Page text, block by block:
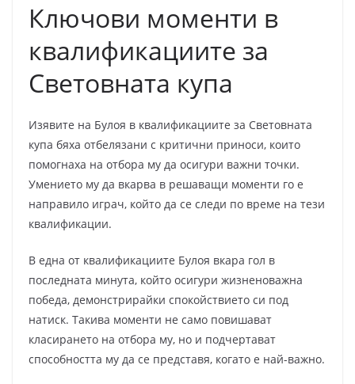
Ключови моменти в
квалификациите за
Световната купа
Изявите на Булоя в квалификациите за Световната
купа бяха отбелязани с критични приноси, които
помогнаха на отбора му да осигури важни точки.
Умението му да вкарва в решаващи моменти го е
направило играч, който да се следи по време на тези
квалификации.
В една от квалификациите Булоя вкара гол в
последната минута, който осигури жизненоважна
победа, демонстрирайки спокойствието си под
натиск. Такива моменти не само повишават
класирането на отбора му, но и подчертават
способността му да се представя, когато е най-важно.